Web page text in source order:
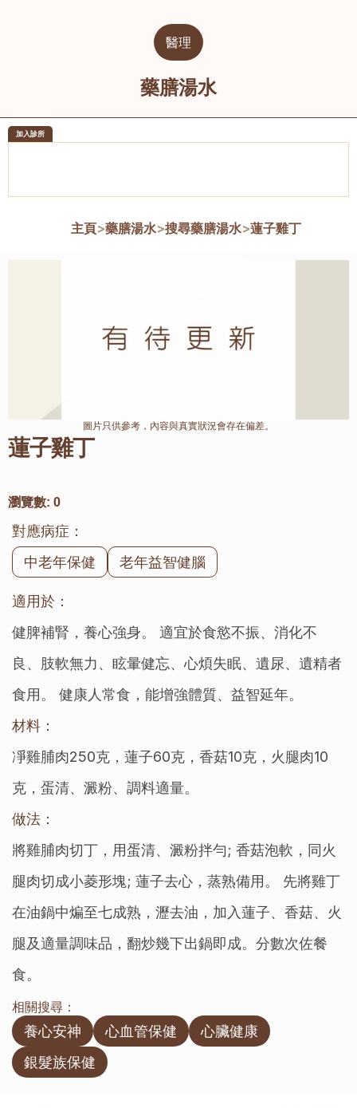
醫理
藥膳湯水
加入診所
主頁>藥膳湯水>搜尋藥膳湯水>蓮子雞丁
蓮子雞丁
瀏覽數: 0
對應病症：
中老年保健
老年益智健腦
適用於：
健脾補腎，養心強身。 適宜於食慾不振、消化不
良、肢軟無力、眩暈健忘、心煩失眠、遺尿、遺精者
食用。 健康人常食，能增強體質、益智延年。
材料：
凈雞脯肉250克，蓮子60克，香菇10克，火腿肉10
克，蛋清、澱粉、調料適量。
做法：
將雞脯肉切丁，用蛋清、澱粉拌勻; 香菇泡軟，同火
腿肉切成小菱形塊; 蓮子去心，蒸熟備用。 先將雞丁
在油鍋中煸至七成熟，瀝去油，加入蓮子、香菇、火
腿及適量調味品，翻炒幾下出鍋即成。分數次佐餐
食。
相關搜尋：
養心安神 心血管保健
心臟健康
銀髮族保健
圖片只供參考，內容與真實狀況會存在偏差。